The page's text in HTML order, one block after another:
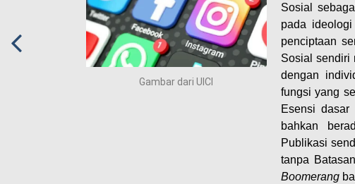
Gambar dari UICI
Sosial
pada
penciptaan
Sosial sendiri
dengan
fungsi yang
Esensi
bahkan
Publikasi
tanpa
Boomerang